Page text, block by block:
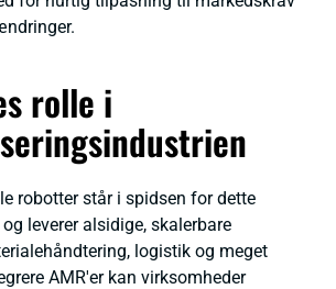
rolle i
robotter står i spidsen for dette
leverer alsidige, skalerbare
logistik og meget
AMR'er kan virksomheder